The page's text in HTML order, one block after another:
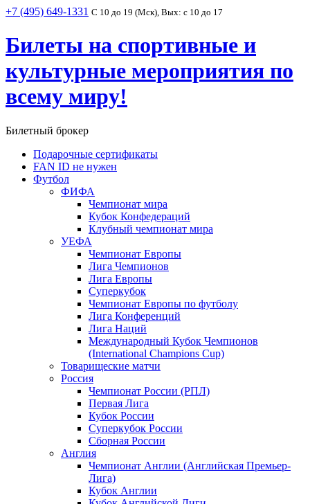
+7 (495) 649-1331 С 10 до 19 (Мск), Вых: с 10 до 17
Билеты на спортивные и
культурные мероприятия по
всему миру!
Билетный брокер
Подарочные сертификаты
FAN ID не нужен
Футбол
ФИФА
Чемпионат мира
Кубок Конфедераций
Клубный чемпионат мира
УЕФА
Чемпионат Европы
Лига Чемпионов
Лига Европы
Суперкубок
Чемпионат Европы по футболу
Лига Конференций
Лига Наций
Международный Кубок Чемпионов
(International Champions Cup)
Товарищеские матчи
Россия
Чемпионат России (РПЛ)
Первая Лига
Кубок России
Суперкубок России
Сборная России
Англия
Чемпионат Англии (Английская Премьер-
Лига)
Кубок Англии